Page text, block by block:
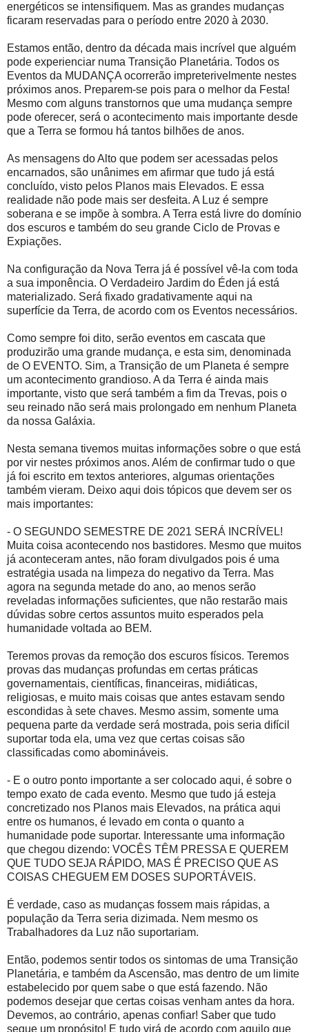
energéticos se intensifiquem. Mas as grandes mudanças
ficaram reservadas para o período entre 2020 à 2030.
Estamos então, dentro da década mais incrível que alguém
pode experienciar numa Transição Planetária. Todos os
Eventos da MUDANÇA ocorrerão impreterivelmente nestes
próximos anos. Preparem-se pois para o melhor da Festa!
Mesmo com alguns transtornos que uma mudança sempre
pode oferecer, será o acontecimento mais importante desde
que a Terra se formou há tantos bilhões de anos.
As mensagens do Alto que podem ser acessadas pelos
encarnados, são unânimes em afirmar que tudo já está
concluído, visto pelos Planos mais Elevados. E essa
realidade não pode mais ser desfeita. A Luz é sempre
soberana e se impõe à sombra. A Terra está livre do domínio
dos escuros e também do seu grande Ciclo de Provas e
Expiações.
Na configuração da Nova Terra já é possível vê-la com toda
a sua imponência. O Verdadeiro Jardim do Éden já está
materializado. Será fixado gradativamente aqui na
superfície da Terra, de acordo com os Eventos necessários.
Como sempre foi dito, serão eventos em cascata que
produzirão uma grande mudança, e esta sim, denominada
de O EVENTO. Sim, a Transição de um Planeta é sempre
um acontecimento grandioso. A da Terra é ainda mais
importante, visto que será também a fim da Trevas, pois o
seu reinado não será mais prolongado em nenhum Planeta
da nossa Galáxia.
Nesta semana tivemos muitas informações sobre o que está
por vir nestes próximos anos. Além de confirmar tudo o que
já foi escrito em textos anteriores, algumas orientações
também vieram. Deixo aqui dois tópicos que devem ser os
mais importantes:
- O SEGUNDO SEMESTRE DE 2021 SERÁ INCRÍVEL!
Muita coisa acontecendo nos bastidores. Mesmo que muitos
já aconteceram antes, não foram divulgados pois é uma
estratégia usada na limpeza do negativo da Terra. Mas
agora na segunda metade do ano, ao menos serão
reveladas informações suficientes, que não restarão mais
dúvidas sobre certos assuntos muito esperados pela
humanidade voltada ao BEM.
Teremos provas da remoção dos escuros físicos. Teremos
provas das mudanças profundas em certas práticas
governamentais, científicas, financeiras, midiáticas,
religiosas, e muito mais coisas que antes estavam sendo
escondidas à sete chaves. Mesmo assim, somente uma
pequena parte da verdade será mostrada, pois seria difícil
suportar toda ela, uma vez que certas coisas são
classificadas como abomináveis.
- E o outro ponto importante a ser colocado aqui, é sobre o
tempo exato de cada evento. Mesmo que tudo já esteja
concretizado nos Planos mais Elevados, na prática aqui
entre os humanos, é levado em conta o quanto a
humanidade pode suportar. Interessante uma informação
que chegou dizendo: VOCÊS TÊM PRESSA E QUEREM
QUE TUDO SEJA RÁPIDO, MAS É PRECISO QUE AS
COISAS CHEGUEM EM DOSES SUPORTÁVEIS.
É verdade, caso as mudanças fossem mais rápidas, a
população da Terra seria dizimada. Nem mesmo os
Trabalhadores da Luz não suportariam.
Então, podemos sentir todos os sintomas de uma Transição
Planetária, e também da Ascensão, mas dentro de um limite
estabelecido por quem sabe o que está fazendo. Não
podemos desejar que certas coisas venham antes da hora.
Devemos, ao contrário, apenas confiar! Saber que tudo
segue um propósito! E tudo virá de acordo com aquilo que